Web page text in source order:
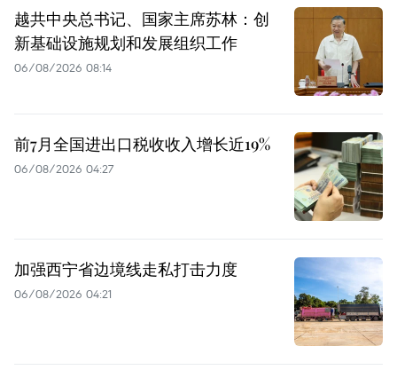
越共中央总书记、国家主席苏林：创
新基础设施规划和发展组织工作
06/08/2026 08:14
前7月全国进出口税收收入增长近19%
06/08/2026 04:27
加强西宁省边境线走私打击力度
06/08/2026 04:21